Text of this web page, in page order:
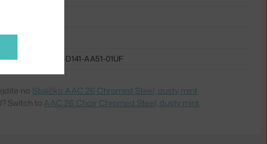
HAY-AA231-D141-AA51-01UF
na Stolička AAC 26 Chromed Steel, dusty mint
Switch to AAC 26 Chair Chromed Steel, dusty mint